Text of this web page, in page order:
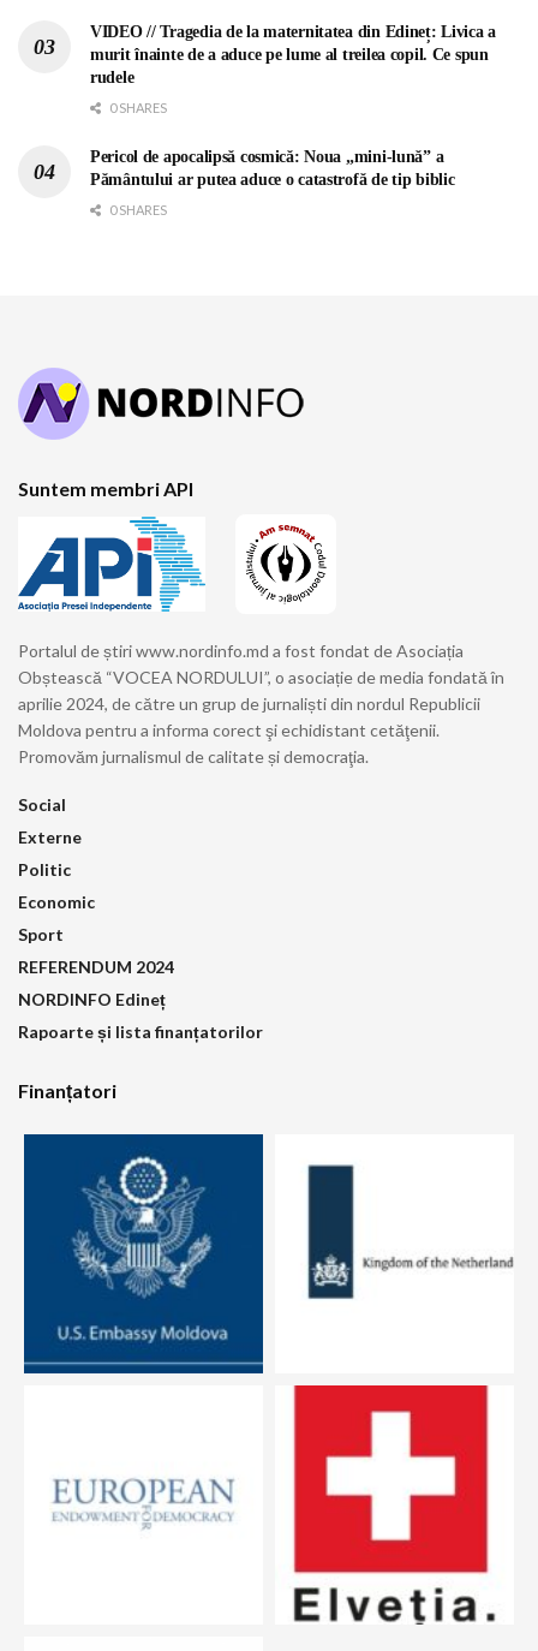
VIDEO // Tragedia de la maternitatea din Edineț: Livica a
murit înainte de a aduce pe lume al treilea copil. Ce spun
rudele
0 SHARES
Pericol de apocalipsă cosmică: Noua „mini-lună” a
Pământului ar putea aduce o catastrofă de tip biblic
0 SHARES
Suntem membri API
Portalul de știri www.nordinfo.md a fost fondat de Asociația
Obștească “VOCEA NORDULUI”, o asociație de media fondată în
aprilie 2024, de către un grup de jurnaliști din nordul Republicii
Moldova pentru a informa corect şi echidistant cetăţenii.
Promovăm jurnalismul de calitate și democraţia.
Social
Externe
Politic
Economic
Sport
REFERENDUM 2024
NORDINFO Edineț
Rapoarte și lista finanțatorilor
Finanțatori